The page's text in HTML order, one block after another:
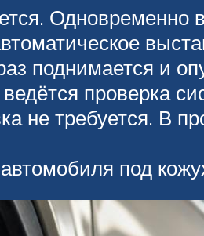
Одновременно
поднимается и
проверка
не требуется. В
под